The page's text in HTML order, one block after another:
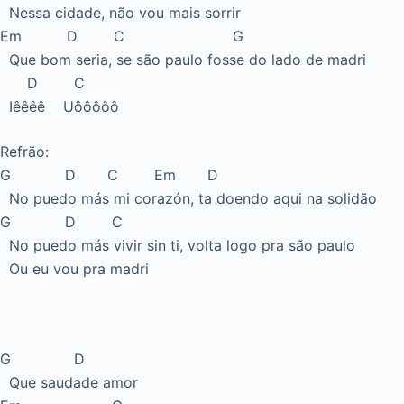
Nessa cidade, não vou mais sorrir
Em D C G
Que bom seria, se são paulo fosse do lado de madri
D C
Iêêêê Uôôôôô
Refrão:
G D C Em D
No puedo más mi corazón, ta doendo aqui na solidão
G D C
No puedo más vivir sin ti, volta logo pra são paulo
Ou eu vou pra madri
G D
Que saudade amor